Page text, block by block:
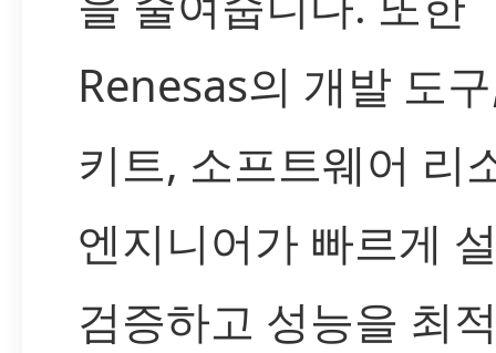
Renesas의 개발 도
키트, 소프트웨어 리
엔지니어가 빠르게
검증하고 성능을 최